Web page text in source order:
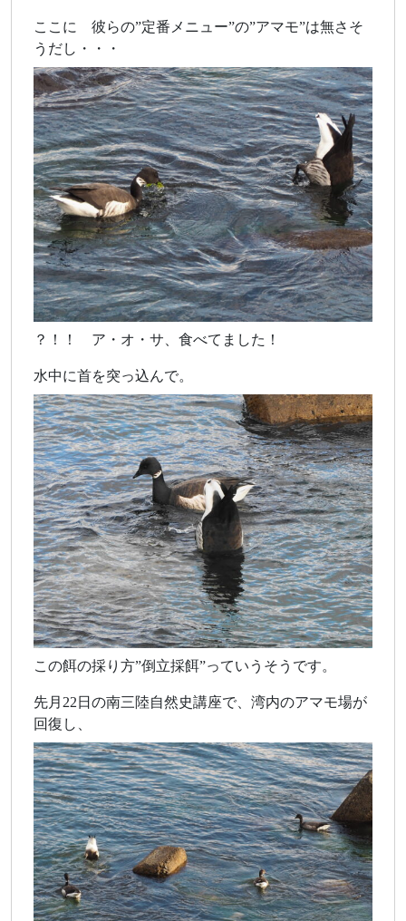
ここに 彼らの”定番メニュー”の”アマモ”は無さそ
うだし・・・
？！！ ア・オ・サ、食べてました！
水中に首を突っ込んで。
この餌の採り方”倒立採餌”っていうそうです。
先月22日の南三陸自然史講座で、湾内のアマモ場が
回復し、